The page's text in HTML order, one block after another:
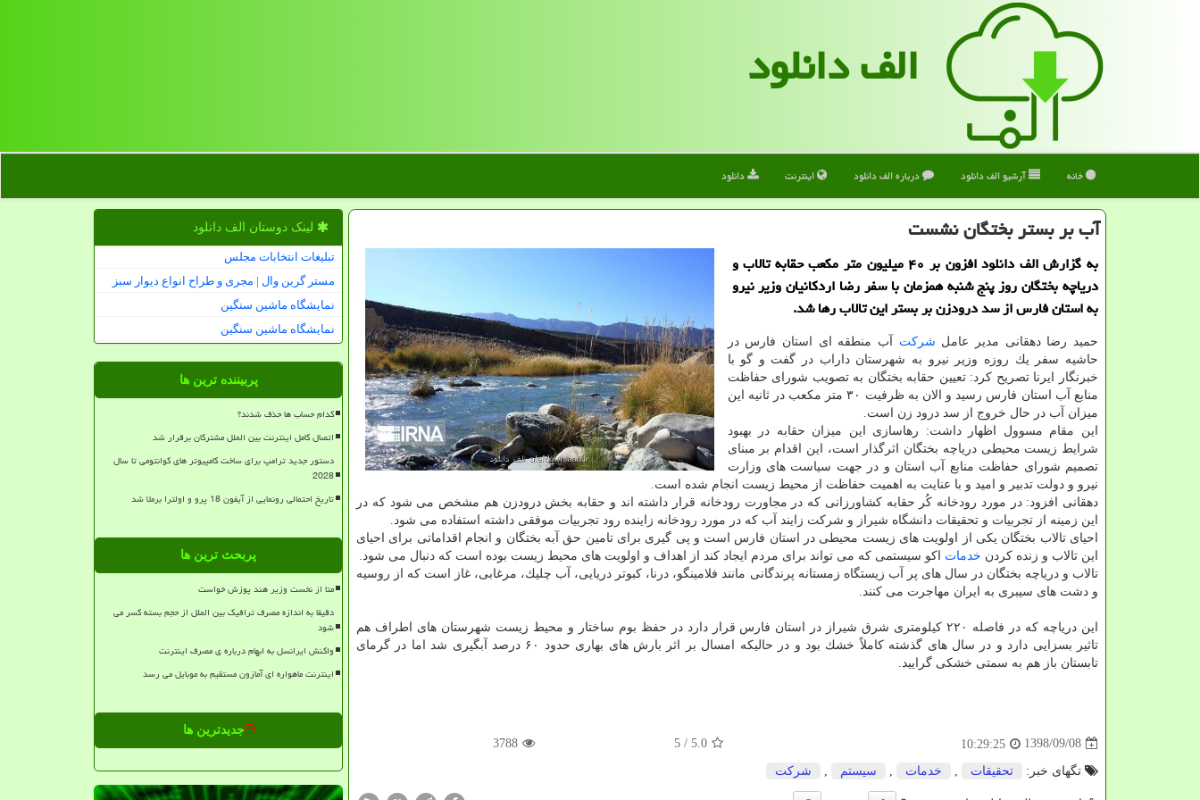
الف دانلود
خانه آرشیو الف دانلود درباره الف دانلود اینترنت دانلود
آب بر بستر بختگان نشست
به گزارش الف دانلود افزون بر ۴۰ میلیون متر مكعب حقابه تالاب و
دریاچه بختگان روز پنج شنبه همزمان با سفر رضا اردكانیان وزیر نیرو
به استان فارس از سد درودزن بر بستر این تالاب رها شد.
حمید رضا دهقانی مدیر عامل شركت آب منطقه ای استان فارس در
حاشیه سفر یك روزه وزیر نیرو به شهرستان داراب در گفت و گو با
خبرنگار ایرنا تصریح كرد: تعیین حقابه بختگان به تصویب شورای حفاظت
منابع آب استان فارس رسید و الان به ظرفیت ۳۰ متر مكعب در ثانیه این
میزان آب در حال خروج از سد درود زن است.
این مقام مسوول اظهار داشت: رهاسازی این میزان حقابه در بهبود
شرایط زیست محیطی دریاچه بختگان اثرگذار است، این اقدام بر مبنای
تصمیم شورای حفاظت منابع آب استان و در جهت سیاست های وزارت
نیرو و دولت تدبیر و امید و با عنایت به اهمیت حفاظت از محیط زیست انجام شده است.
دهقانی افزود: در مورد رودخانه كُر حقابه كشاورزانی كه در مجاورت رودخانه قرار داشته اند و حقابه بخش درودزن هم مشخص می شود كه در
این زمینه از تجربیات و تحقیقات دانشگاه شیراز و شركت زایند آب كه در مورد رودخانه زاینده رود تجربیات موفقی داشته استفاده می شود.
احیای تالاب بختگان یكی از اولویت های زیست محیطی در استان فارس است و پی گیری برای تامین حق آبه بختگان و انجام اقداماتی برای احیای
این تالاب و زنده كردن خدمات اكو سیستمی كه می تواند برای مردم ایجاد كند از اهداف و اولویت های محیط زیست بوده است كه دنبال می شود.
تالاب و دریاچه بختگان در سال های پر آب زیستگاه زمستانه پرندگانی مانند فلامینگو، درنا، كبوتر دریایی، آب چلیك، مرغابی، غاز است كه از روسیه
و دشت های سیبری به ایران مهاجرت می كنند.
این دریاچه كه در فاصله ۲۲۰ كیلومتری شرق شیراز در استان فارس قرار دارد در حفظ بوم ساختار و محیط زیست شهرستان های اطراف هم
تاثیر بسزایی دارد و در سال های گذشته كاملاً خشك بود و در حالیكه امسال بر اثر بارش های بهاری حدود ۶۰ درصد آبگیری شد اما در گرمای
تابستان باز هم به سمتی خشكی گرایید.
1398/09/08
10:29:25
5.0
/ 5
3788
تگهای خبر: تحقیقات خدمات سیستم شركت
لینک دوستان الف دانلود
تبلیغات انتخابات مجلس
مستر گرین وال | مجری و طراح انواع دیوار سبز
نمایشگاه ماشین سنگین
نمایشگاه ماشین سنگین
پربیننده ترین ها
کدام حساب ها حذف شدند؟
اتصال کامل اینترنت بین الملل مشترکان برقرار شد
دستور جدید ترامپ برای ساخت کامپیوتر های کوانتومی تا سال
2028
تاریخ احتمالی رونمایی از آیفون 18 پرو و اولترا برملا شد
پربحث ترین ها
متا از نخست وزیر هند پوزش خواست
دقیقا به اندازه مصرف ترافیک بین الملل از حجم بسته کسر می
شود
واکنش ایرانسل به ابهام درباره ی مصرف اینترنت
اینترنت ماهواره ای آمازون مستقیم به موبایل می رسد
جدیدترین ها